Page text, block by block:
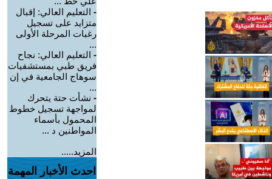
- التعليم العالي: إقبال
متزايد على تسجيل
رغبات المرحلة الأولى
...
- التعليم العالي: نجاح
فريق طبي بمستشفيات
سوهاج الجامعية في إن
...
- نشأت حتة يتحرك
لمواجهة تسجيل خطوط
المحمول بأسماء
المواطنين د ...
المزيد.....
احدث الأخبار المهمة